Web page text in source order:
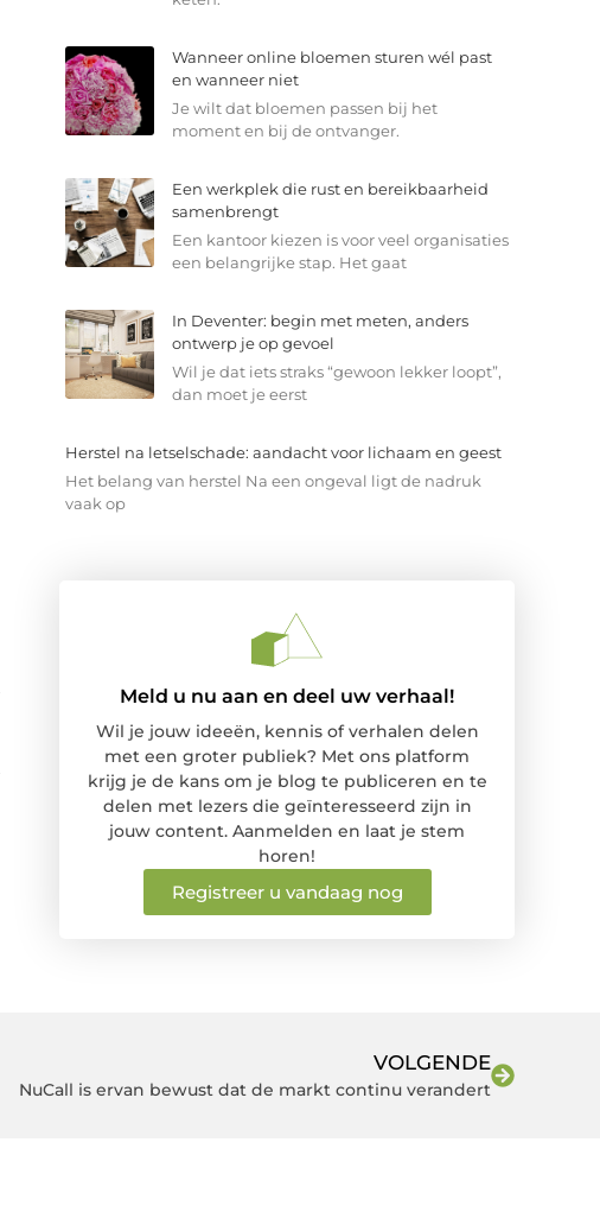
Wanneer online bloemen sturen wél past
en wanneer niet
Je wilt dat bloemen passen bij het
moment en bij de ontvanger.
Een werkplek die rust en bereikbaarheid
samenbrengt
Een kantoor kiezen is voor veel organisaties
een belangrijke stap. Het gaat
In Deventer: begin met meten, anders
ontwerp je op gevoel
Wil je dat iets straks “gewoon lekker loopt”,
dan moet je eerst
Herstel na letselschade: aandacht voor lichaam en geest
Het belang van herstel Na een ongeval ligt de nadruk
vaak op
Meld u nu aan en deel uw verhaal!
Wil je jouw ideeën, kennis of verhalen delen
met een groter publiek? Met ons platform
krijg je de kans om je blog te publiceren en te
delen met lezers die geïnteresseerd zijn in
jouw content. Aanmelden en laat je stem
horen!
Registreer u vandaag nog
VOLGENDE
NuCall is ervan bewust dat de markt continu verandert